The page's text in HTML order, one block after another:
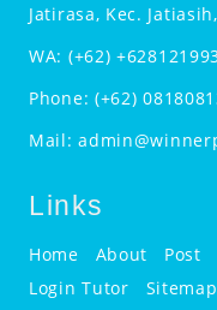
Jatirasa, Kec.
WA: (+62)
Phone: (+62)
Mail:
Links
Home About Post
Login Tutor
Sitemap